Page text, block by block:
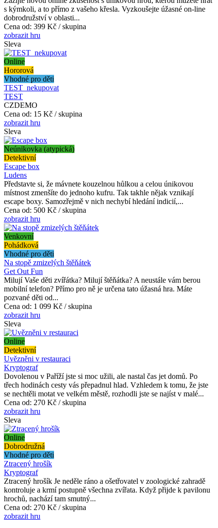
s kýmkoli, a to přímo z vašeho křesla. Vyzkoušejte úžasné on-line
dobrodružství v oblasti...
Cena od: 399 Kč / skupina
zobrazit hru
Sleva
Online
Hororová
Vhodné pro děti
TEST_nekupovat
TEST
CZDEMO
Cena od: 15 Kč / skupina
zobrazit hru
Sleva
Neúnikovka (atypická)
Detektivní
Escape box
Ludens
Představte si, že mávnete kouzelnou hůlkou a celou únikovou
místnost zmenšíte do jednoho kufru. Tak takhle nějak vznikají
escape boxy. Samozřejmě v nich nechybí hledání indicií,...
Cena od: 500 Kč / skupina
zobrazit hru
Venkovní
Pohádková
Vhodné pro děti
Na stopě zmizelých štěňátek
Get Out Fun
Milují Vaše děti zvířátka? Milují štěňátka? A neustále vám berou
mobilní telefon? Přímo pro ně je určena tato úžasná hra. Máte
pozvané děti od...
Cena od: 1 099 Kč / skupina
zobrazit hru
Sleva
Online
Detektivní
Uvězněni v restauraci
Kryptograf
Dovolenou v Paříží jste si moc užili, ale nastal čas jet domů. Po
třech hodinách cesty vás přepadnul hlad. Vzhledem k tomu, že jste
se nechtěli motat ve velkém městě, rozhodli jste se najíst v malé...
Cena od: 270 Kč / skupina
zobrazit hru
Sleva
Online
Dobrodružná
Vhodné pro děti
Ztracený hrošík
Kryptograf
Ztracený hrošík Je neděle ráno a ošetřovatel v zoologické zahradě
kontroluje a krmí postupně všechna zvířata. Když přijde k pavilonu
hrochů, nachází tam smutný...
Cena od: 270 Kč / skupina
zobrazit hru